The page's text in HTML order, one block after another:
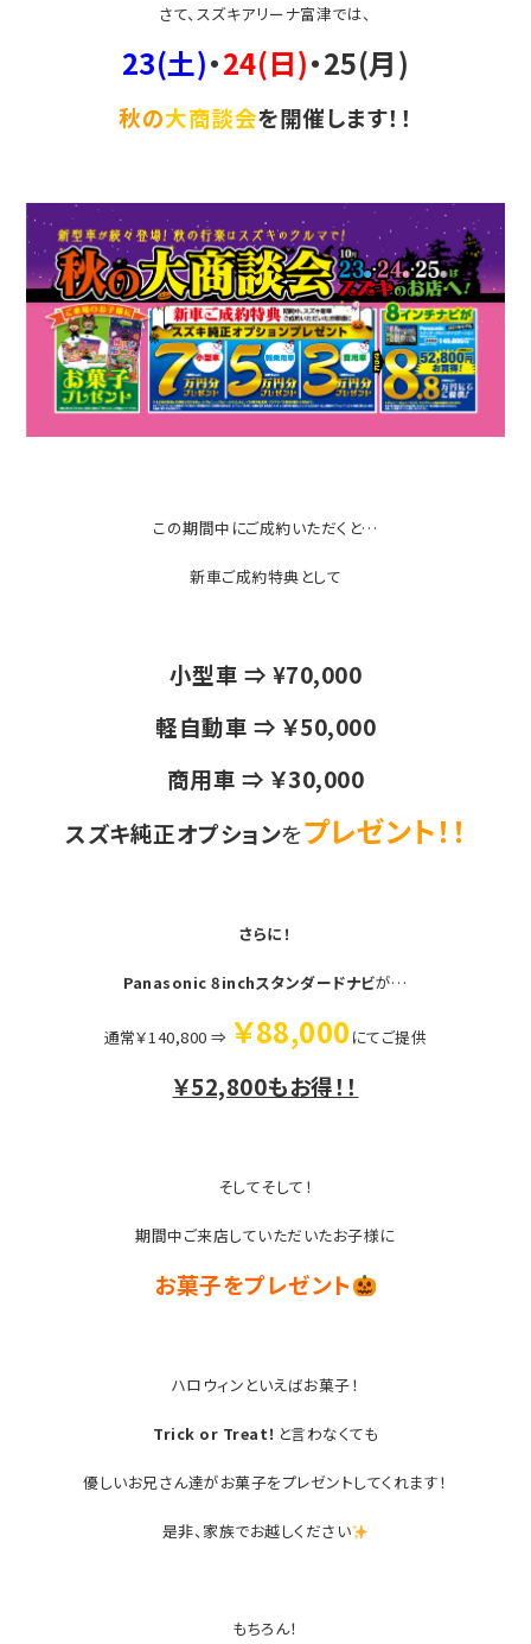
さて、スズキアリーナ富津では、
23(土)・24(日)・25(月)
秋の大商談会を開催します！！
この期間中にご成約いただくと…
新車ご成約特典として
小型車 ⇒ ¥70,000
軽自動車 ⇒ ￥50,000
商用車 ⇒ ￥30,000
スズキ純正オプションをプレゼント！！
さらに！
Panasonic 8inchスタンダードナビが…
通常￥140,800 ⇒ ￥88,000 にてご提供
￥52,800もお得！！
そしてそして！
期間中ご来店していただいたお子様に
お菓子をプレゼント
ハロウィンといえばお菓子！
Trick or Treat！ と言わなくても
優しいお兄さん達がお菓子をプレゼントしてくれます！
是非、家族でお越しください
もちろん！